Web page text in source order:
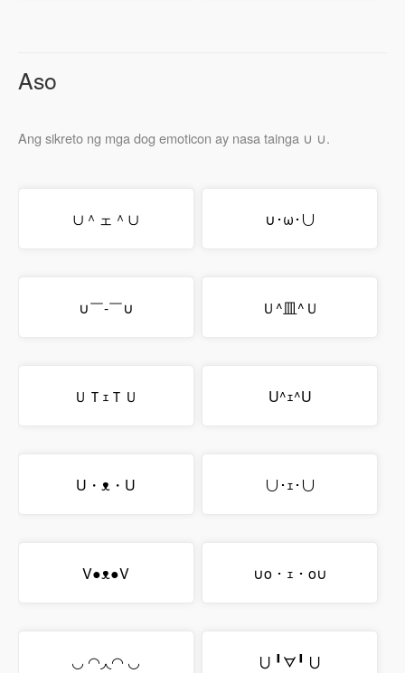
Aso
Ang sikreto ng mga dog emoticon ay nasa tainga ∪ ∪.
∪＾ェ＾∪ ∪･ω･∪
∪￣-￣∪ Ｕ^皿^Ｕ
ＵＴｪＴＵ U^ｪ^U
U・ᴥ・U ∪･ｪ･∪
V●ᴥ●V ∪o・ｪ・o∪
◡ ◠◞◟◠ ◡ ⋃ ╹ᗊ╹ ⋃